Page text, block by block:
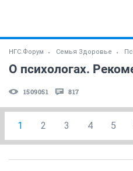
НГС.Форум Семья Здоровье
О психологах.
1509051 817
1 2 3 4 5